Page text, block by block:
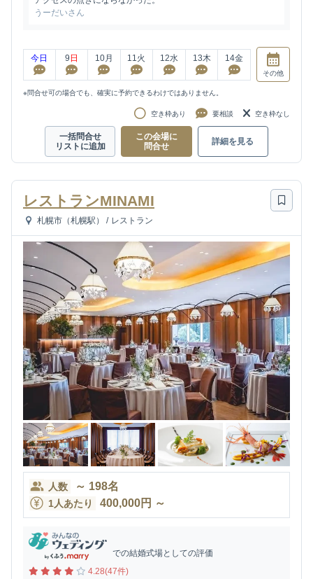
うーだいさん
今日 9 日 10月 11火 12水 13木 14金
その他
※問合せ可の場合でも、確実に予約できるわけではありません。
空き枠あり 要相談 空き枠なし
一括問合せ
リストに追加
この会場に
問合せ
詳細を見る
レストランMINAMI
札幌市（札幌駅） / レストラン
人数 ～ 198名
1人あたり 400,000円 ～
での結婚式場としての評価
4.28(47件)